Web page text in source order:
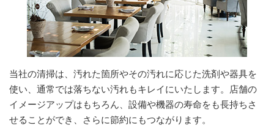
当社の清掃は、汚れた箇所やその汚れに応じた洗剤や器具を
使い、通常では落ちない汚れもキレイにいたします。店舗の
イメージアップはもちろん、設備や機器の寿命をも長持ちさ
せることができ、さらに節約にもつながります。